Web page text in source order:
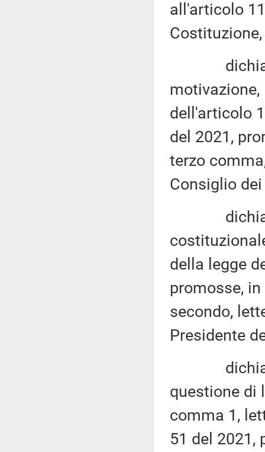
all'articolo
dichiara
dell'articolo
del 2021,
terzo
Consiglio
dichiara
della legge
promosse,
secondo,
Presidente
dichiara
questione di
comma 1,
51 del 2021,